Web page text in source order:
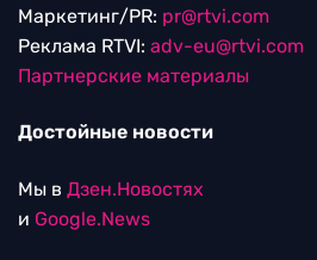
Маркетинг/PR: pr@rtvi.com
Реклама RTVI: adv-eu@rtvi.com
Партнерские материалы
Достойные новости
Мы в Дзен.Новостях
и Google.News